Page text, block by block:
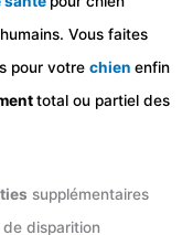
Vous faites
pour votre chien enfin
total ou partiel des
supplémentaires
disparition